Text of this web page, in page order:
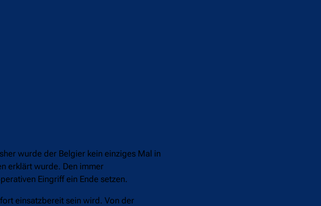
wurde der Belgier kein einziges Mal in
erklärt wurde. Den immer
Eingriff ein Ende setzen.
einsatzbereit sein wird. Von der